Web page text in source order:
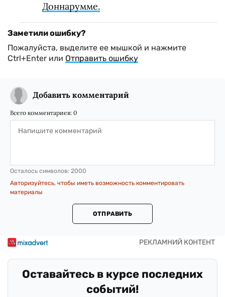
Доннарумме.
Заметили ошибку?
Пожалуйста, выделите ее мышкой и нажмите
Ctrl+Enter или Отправить ошибку
Добавить комментарий
Всего комментариев: 0
Осталось символов: 2000
Авторизуйтесь, чтобы иметь возможность комментировать
материалы
ОТПРАВИТЬ
Оставайтесь в курсе последних
событий!